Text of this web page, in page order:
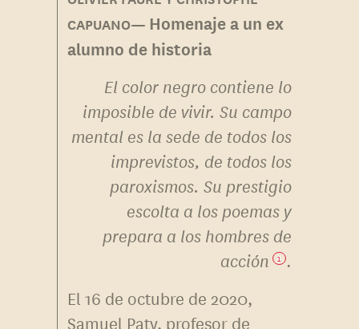
Homenaje a un ex
alumno de historia
El color negro contiene lo
imposible de vivir. Su campo
mental es la sede de todos los
imprevistos, de todos los
paroxismos. Su prestigio
escolta a los poemas y
prepara a los hombres de
acción
1 .
El 16 de octubre de 2020,
Samuel Paty, profesor de